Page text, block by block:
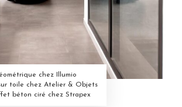
chez Illumio
toile chez Atelier & Objets
béton ciré chez Strapex